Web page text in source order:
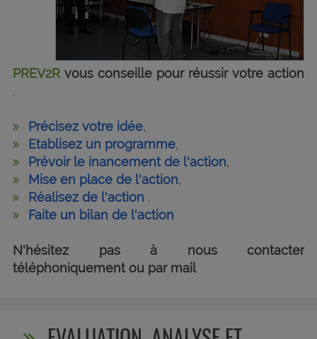
PREV2R vous conseille pour réussir votre action
.
Précisez votre idée,
Etablisez un programme,
Prévoir le inancement de l'action,
Mise en place de l'action,
Réalisez de l'action .
Faite un bilan de l'action
N'hésitez pas à nous contacter
téléphoniquement ou par mail